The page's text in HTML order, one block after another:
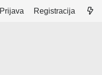
Prijava Registracija